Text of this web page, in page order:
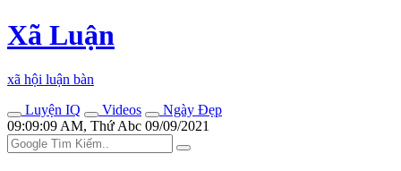
Xã Luận
xã hội luận bàn
Luyện IQ
Videos
Ngày Đẹp
09:09:09 AM, Thứ Abc 09/09/2021